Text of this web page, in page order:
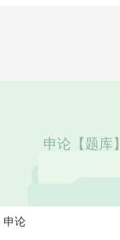
申论【题库】
申论